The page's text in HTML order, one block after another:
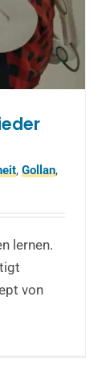
, Gollan,
lernen.
von